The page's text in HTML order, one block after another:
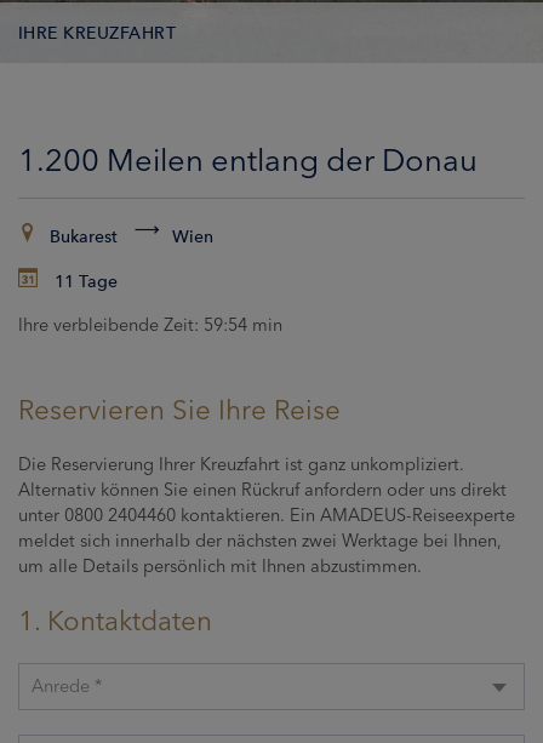
IHRE KREUZFAHRT
KABINEN
1.200 Meilen entlang der Donau
Bukarest Wien
11 Tage
Ihre verbleibende Zeit: 59:54 min
Reservieren Sie Ihre Reise
Die Reservierung Ihrer Kreuzfahrt ist ganz unkompliziert.
Alternativ können Sie einen Rückruf anfordern oder uns direkt
unter 0800 2404460 kontaktieren. Ein AMADEUS-Reiseexperte
meldet sich innerhalb der nächsten zwei Werktage bei Ihnen,
um alle Details persönlich mit Ihnen abzustimmen.
1. Kontaktdaten
Anrede *